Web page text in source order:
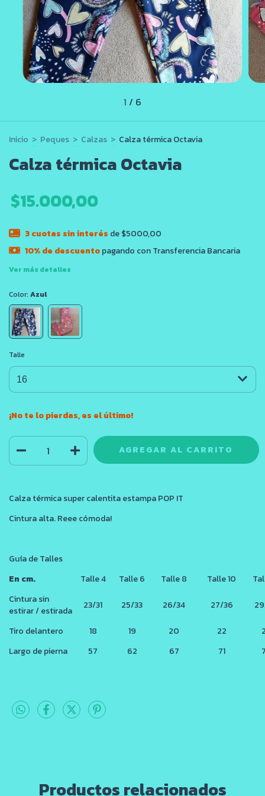
1 / 6
Inicio > Peques > Calzas > Calza térmica Octavia
Calza térmica Octavia
$15.000,00
3cuotas sin interés de $5000,00
10% de descuentopagando con Transferencia Bancaria
Ver más detalles
Color: Azul
Talle
¡No te lo pierdas, es el último!
Calza térmica super calentita estampa POP IT
Cintura alta. Reee cómoda!
Guía de Talles
En cm.
Talle 4 Talle 6 Talle 8 Talle 10
Cintura sin
estirar / estirada
23/31 25/33 26/34 27/36
Tiro delantero 18 19 20 22
Largo de pierna
57 62 67 71
Productos relacionados